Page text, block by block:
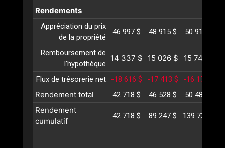
Rendements
Appréciation du prix
de la propriété
46 997 $ 48 915 $ 50 910 $
Remboursement de
l’hypothèque
14 337 $ 15 026 $ 15 749 $
Flux de trésorerie net -18 616 $ -17 413 $ -16 173 $
Rendement total 42 718 $ 46 528 $ 50 486 $
Rendement
cumulatif
42 718 $ 89 247 $ 139 734 $